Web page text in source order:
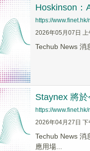
Hoskinson：
https://
2026年05月07日 上
Techub News 消
Staynex 將
https://
2026年04月27日 下
Techub News 消
應用場...